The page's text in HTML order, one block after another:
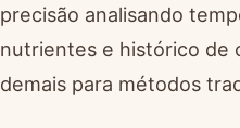
precisão analisando
nutrientes e histórico
demais para métodos